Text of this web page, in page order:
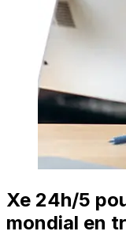
Xe 24h/5
mondial en